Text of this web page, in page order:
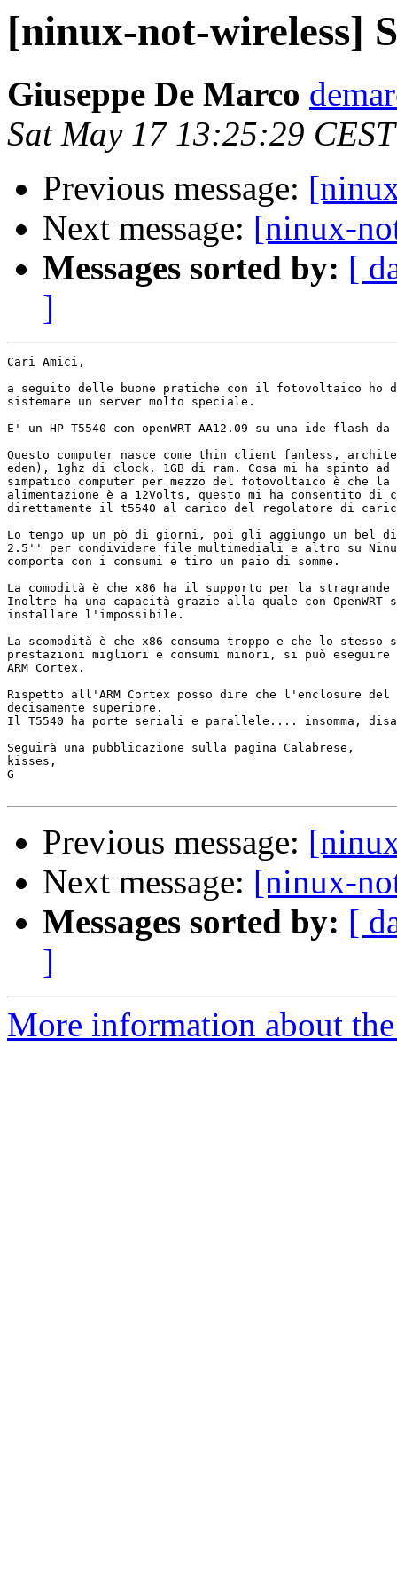
[ninux-not-wireless]
Giuseppe De Marco
Sat May 17 13:25:29
Previous message:
Next message: [ninux-
Messages sorted by: [
]
Cari Amici,
a seguito delle buone pratiche con il fotovoltaico ho
sistemare un server molto speciale.
E' un HP T5540 con openWRT AA12.09 su una ide-flash da
Questo computer nasce come thin client fanless,
eden), 1ghz di clock, 1GB di ram. Cosa mi ha spinto ad
simpatico computer per mezzo del fotovoltaico è che la
alimentazione è a 12Volts, questo mi ha consentito di
direttamente il t5540 al carico del regolatore di
Lo tengo up un pò di giorni, poi gli aggiungo un bel
2.5'' per condividere file multimediali e altro su
comporta con i consumi e tiro un paio di somme.
La comodità è che x86 ha il supporto per la
Inoltre ha una capacità grazie alla quale con OpenWRT
installare l'impossibile.
La scomodità è che x86 consuma troppo e che lo stesso
prestazioni migliori e consumi minori, si può eseguire
ARM Cortex.
Rispetto all'ARM Cortex posso dire che l'enclosure del
decisamente superiore.
Il T5540 ha porte seriali e parallele.... insomma,
Seguirà una pubblicazione sulla pagina Calabrese,
kisses,
G
Previous message:
Next message: [ninux-
Messages sorted by: [
]
More information about